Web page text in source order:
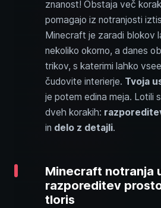
znanost! Obstaja več
pomagajo iz notranjosti
Minecraft je zaradi blokov
nekoliko okorno, a danes
trikov, s katerimi lahko
čudovite interierje. Tvoja
je potem edina meja. Lotili
dveh korakih:
in delo z detajli.
Minecraft notranja
razporeditev
tloris